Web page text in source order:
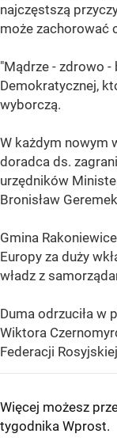
najczęstszą
może zachorować
"Mądrze - zdrowo -
Demokratycznej,
wyborczą.
W każdym nowym
doradca ds.
urzędników
Bronisław
Gmina
Europy za duży
władz z
Duma odrzuciła w
Wiktora
Federacji
Więcej możesz
tygodnika Wprost.